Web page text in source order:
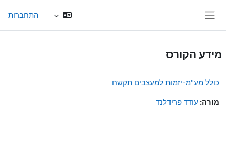
התחברות
מידע הקורס
כולל מע"מ-יזמות למעצבים תקשח
מורה: עודד פרידלנד